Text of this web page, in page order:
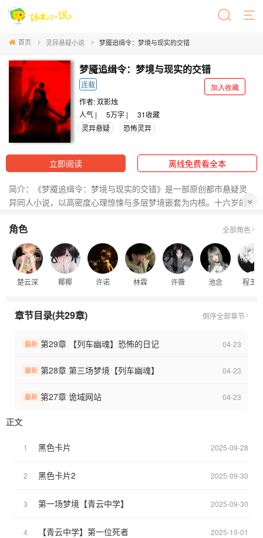
首页 灵异悬疑小说 梦魇追缉令：梦境与现实的交错
梦魇追缉令：梦境与现实的交错
连载
加入收藏
作者:双影烛
人气 |
5万字 | 31收藏
灵异悬疑
恐怖灵异
立即阅读 离线免费看全本
简介：《梦魇追缉令：梦境与现实的交错》是一部原创都市悬疑灵
异同人小说，以高密度心理惊悚与多层梦境嵌套为内核。十六岁的
囚于市第六精神病院三年。出院后，他以东海大学新生身份重返岚
江区，却在开学夜拾到一张血字黑卡——“欢迎来到梦境诡域”。随即
坠入首场梦境【青云中学】，与椰椰、楚云深、江羽繁等十二人被
困于规则森严的死亡校园。随着【石门村】镇魇塔、【列车幽魂】
恐怖日记等梦境接连展开，现实与幻境边界崩塌，林霖发现每场噩
片编号不断跳动，他必须直面当年未解的真相：那些笑着的鬼，究
竟是谁？
角色 全部角色
楚云深 椰椰 许诺 林霖 许薇 池念 程玉琳
章节目录(共29章) 倒序全部章节
最新 第29章 【列车幽魂】恐怖的日记 04-23
最新 第28章 第三场梦境【列车幽魂】 04-23
最新 第27章 诡域网站 04-23
正文
1 黑色卡片 2025-09-28
2 黑色卡片2 2025-09-30
3 第一场梦境【青云中学】 2025-09-30
4 【青云中学】第一位死者 2025-10-01